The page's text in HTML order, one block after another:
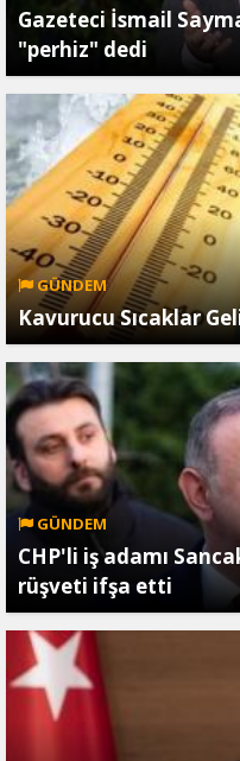
Gazeteci İsmail
"perhiz" dedi
GÜNDEM
Kavurucu Sıcaklar
GÜNDEM
CHP'li iş adamı
rüşveti ifşa etti